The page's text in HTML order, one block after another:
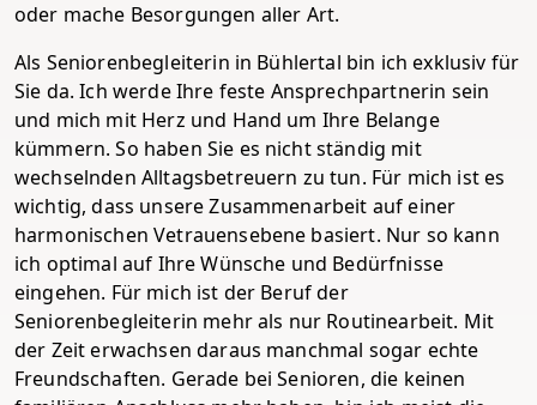
oder mache Besorgungen aller Art.
Als Seniorenbegleiterin in Bühlertal bin ich exklusiv für
Sie da. Ich werde Ihre feste Ansprechpartnerin sein
und mich mit Herz und Hand um Ihre Belange
kümmern. So haben Sie es nicht ständig mit
wechselnden Alltagsbetreuern zu tun. Für mich ist es
wichtig, dass unsere Zusammenarbeit auf einer
harmonischen Vetrauensebene basiert. Nur so kann
ich optimal auf Ihre Wünsche und Bedürfnisse
eingehen. Für mich ist der Beruf der
Seniorenbegleiterin mehr als nur Routinearbeit. Mit
der Zeit erwachsen daraus manchmal sogar echte
Freundschaften. Gerade bei Senioren, die keinen